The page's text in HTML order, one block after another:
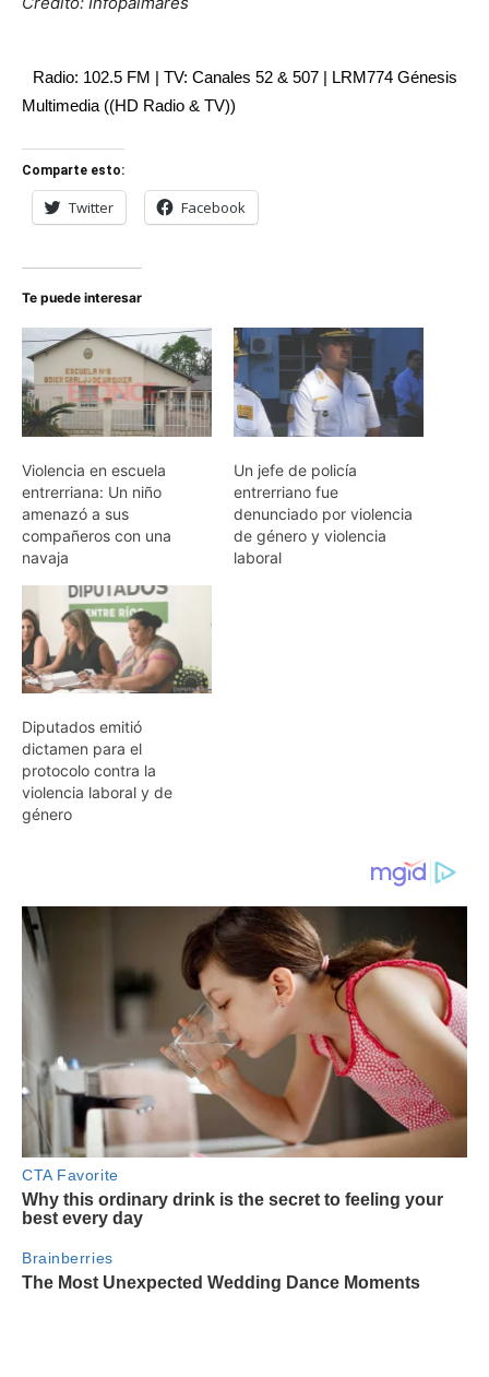
Radio: 102.5 FM | TV: Canales 52 & 507 | LRM774 Génesis
Multimedia ((HD Radio & TV))
Comparte esto:
Twitter Facebook
Te puede interesar
Violencia en escuela
entrerriana: Un niño
amenazó a sus
compañeros con una
navaja
Un jefe de policía
entrerriano fue
denunciado por violencia
de género y violencia
laboral
Diputados emitió
dictamen para el
protocolo contra la
violencia laboral y de
género